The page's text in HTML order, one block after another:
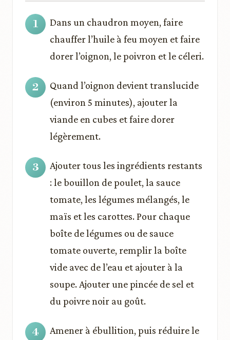
Dans un chaudron moyen, faire
chauffer l’huile à feu moyen et faire
dorer l’oignon, le poivron et le céleri.
Quand l’oignon devient translucide
(environ 5 minutes), ajouter la
viande en cubes et faire dorer
légèrement.
Ajouter tous les ingrédients restants
: le bouillon de poulet, la sauce
tomate, les légumes mélangés, le
maïs et les carottes. Pour chaque
boîte de légumes ou de sauce
tomate ouverte, remplir la boîte
vide avec de l’eau et ajouter à la
soupe. Ajouter une pincée de sel et
du poivre noir au goût.
Amener à ébullition, puis réduire le